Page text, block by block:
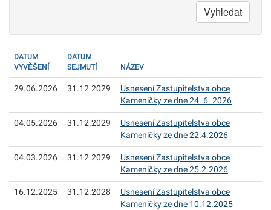
Vyhledat
DATUM
VYVĚŠENÍ
DATUM
SEJMUTÍ
NÁZEV
29.06.2026 31.12.2029
Usnesení Zastupitelstva obce
Kameničky ze dne 24. 6. 2026
04.05.2026 31.12.2029
Usnesení Zastupitelstva obce
Kameničky ze dne 22.4.2026
04.03.2026 31.12.2029
Usnesení Zastupitelstva obce
Kameničky ze dne 25.2.2026
16.12.2025 31.12.2028
Usnesení Zastupitelstva obce
Kameničky ze dne 10.12.2025